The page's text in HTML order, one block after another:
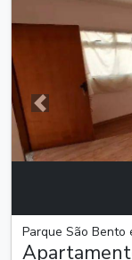
Anterior
Parque São Bento